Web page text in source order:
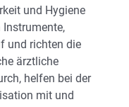
und Hygiene
und richten die
ärztliche
helfen bei der
mit und